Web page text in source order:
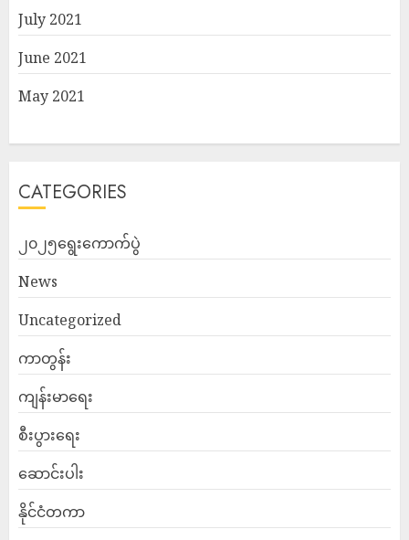
July 2021
June 2021
May 2021
CATEGORIES
၂၀၂၅ရွေးကောက်ပွဲ
News
Uncategorized
ကာတွန်း
ကျန်းမာရေး
စီးပွားရေး
ဆောင်းပါး
နိုင်ငံတကာ